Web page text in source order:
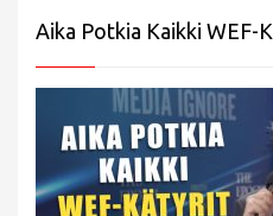
Aika Potkia Kaikki WEF-